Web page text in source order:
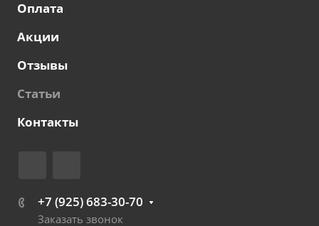
Оплата
Акции
Отзывы
Статьи
Контакты
+7 (925) 683-30-70
Заказать звонок